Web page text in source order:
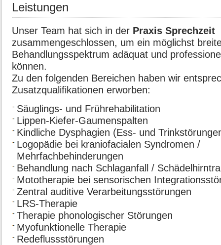
Leistungen
Unser Team hat sich in der Praxis Sprechzeit
zusammengeschlossen, um ein möglichst
Behandlungsspektrum adäquat und
können.
Zu den folgenden Bereichen haben wir
Zusatzqualifikationen erworben:
Säuglings- und Frührehabilitation
Lippen-Kiefer-Gaumenspalten
Kindliche Dysphagien (Ess- und
Logopädie bei kraniofacialen Syndromen /
Mehrfachbehinderungen
Behandlung nach Schlaganfall /
Mototherapie bei sensorischen
Zentral auditive Verarbeitungsstörungen
LRS-Therapie
Therapie phonologischer Störungen
Myofunktionelle Therapie
Redeflussstörungen